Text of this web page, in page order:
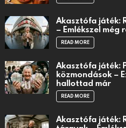
Akasztófa játék:
– Emlékszel még
READ MORE
Akasztófa játék:
közmondások –
hallottad már
READ MORE
Akasztófa játék: